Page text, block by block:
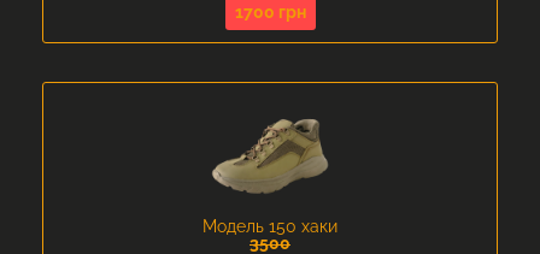
1700 грн
Модель 150 хаки
3500